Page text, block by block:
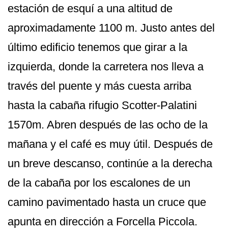
estación de esquí a una altitud de
aproximadamente 1100 m. Justo antes del
último edificio tenemos que girar a la
izquierda, donde la carretera nos lleva a
través del puente y más cuesta arriba
hasta la cabaña rifugio Scotter-Palatini
1570m. Abren después de las ocho de la
mañana y el café es muy útil. Después de
un breve descanso, continúe a la derecha
de la cabaña por los escalones de un
camino pavimentado hasta un cruce que
apunta en dirección a Forcella Piccola.